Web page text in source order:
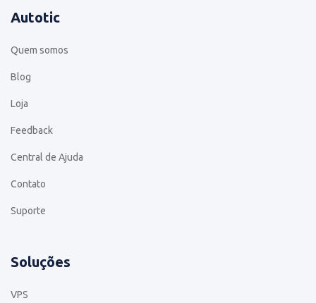
Autotic
Quem somos
Blog
Loja
Feedback
Central de Ajuda
Contato
Suporte
Soluções
VPS